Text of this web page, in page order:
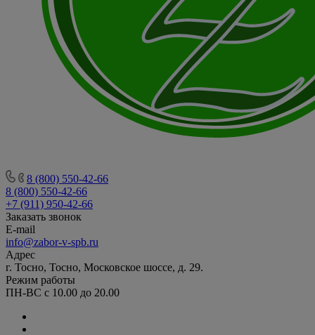
8 (800) 550-42-66
8 (800) 550-42-66
+7 (911) 950-42-66
Заказать звонок
E-mail
info@zabor-v-spb.ru
Адрес
г. Тосно, Тосно, Московское шоссе, д. 29.
Режим работы
ПН-ВС с 10.00 до 20.00